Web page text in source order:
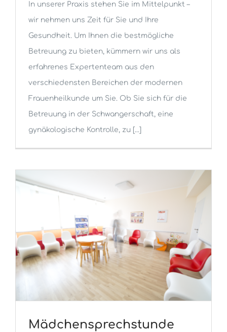
In unserer Praxis stehen Sie im Mittelpunkt –
wir nehmen uns Zeit für Sie und Ihre
Gesundheit. Um Ihnen die bestmögliche
Betreuung zu bieten, kümmern wir uns als
erfahrenes Expertenteam aus den
verschiedensten Bereichen der modernen
Frauenheilkunde um Sie. Ob Sie sich für die
Betreuung in der Schwangerschaft, eine
gynäkologische Kontrolle, zu [...]
Mädchensprechstunde